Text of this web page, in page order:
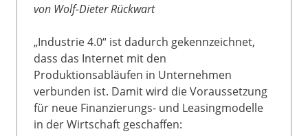
von Wolf-Dieter Rückwart
„Industrie 4.0“ ist dadurch gekennzeichnet,
dass das Internet mit den
Produktionsabläufen in Unternehmen
verbunden ist. Damit wird die Voraussetzung
für neue Finanzierungs- und Leasingmodelle
in der Wirtschaft geschaffen: